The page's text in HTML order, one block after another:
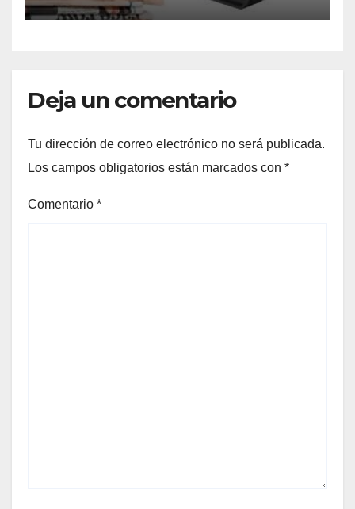
Deja un comentario
Tu dirección de correo electrónico no será publicada.
Los campos obligatorios están marcados con *
Comentario *